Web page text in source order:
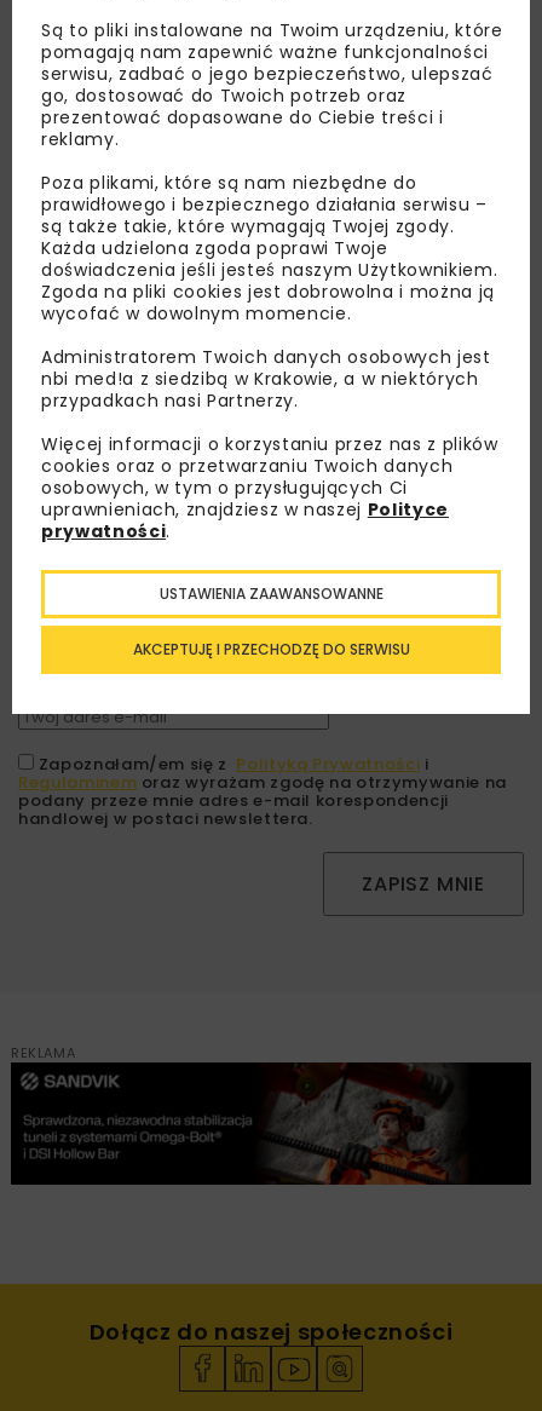
Lubisz wiedzieć więcej?
Zapisz się do newslettera aby otrzymywać od
nas najlepsze informacje branżowe,
zaproszenia na wydarzenia, atrakcyjne oferty i
dedykowane akcje specjalne.
Zapoznałam/em się z Polityką Prywatności i
Regulaminem oraz wyrażam zgodę na otrzymywanie na
podany przeze mnie adres e-mail korespondencji
handlowej w postaci newslettera.
ZAPISZ MNIE
REKLAMA
Dołącz do naszej społeczności
Są to pliki instalowane na Twoim urządzeniu, które
pomagają nam zapewnić ważne funkcjonalności
serwisu, zadbać o jego bezpieczeństwo, ulepszać
go, dostosować do Twoich potrzeb oraz
prezentować dopasowane do Ciebie treści i
reklamy.
Poza plikami, które są nam niezbędne do
prawidłowego i bezpiecznego działania serwisu –
są także takie, które wymagają Twojej zgody.
Każda udzielona zgoda poprawi Twoje
doświadczenia jeśli jesteś naszym Użytkownikiem.
Zgoda na pliki cookies jest dobrowolna i można ją
wycofać w dowolnym momencie.
Administratorem Twoich danych osobowych jest
nbi med!a z siedzibą w Krakowie, a w niektórych
przypadkach nasi Partnerzy.
Więcej informacji o korzystaniu przez nas z plików
cookies oraz o przetwarzaniu Twoich danych
osobowych, w tym o przysługujących Ci
uprawnieniach, znajdziesz w naszej Polityce
prywatności.
AKCEPTUJĘ I PRZECHODZĘ DO SERWISU
USTAWIENIA ZAAWANSOWANNE